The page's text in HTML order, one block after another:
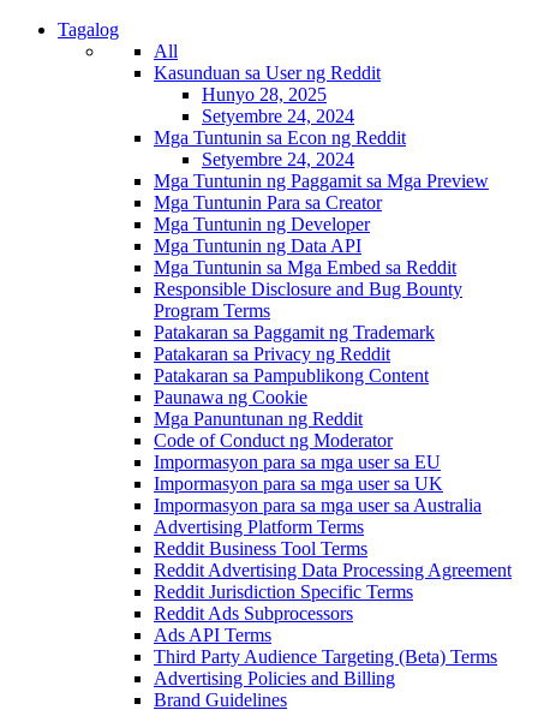
Tagalog
All
Kasunduan sa User ng Reddit
Hunyo 28, 2025
Setyembre 24, 2024
Mga Tuntunin sa Econ ng Reddit
Setyembre 24, 2024
Mga Tuntunin ng Paggamit sa Mga Preview
Mga Tuntunin Para sa Creator
Mga Tuntunin ng Developer
Mga Tuntunin ng Data API
Mga Tuntunin sa Mga Embed sa Reddit
Responsible Disclosure and Bug Bounty
Program Terms
Patakaran sa Paggamit ng Trademark
Patakaran sa Privacy ng Reddit
Patakaran sa Pampublikong Content
Paunawa ng Cookie
Mga Panuntunan ng Reddit
Code of Conduct ng Moderator
Impormasyon para sa mga user sa EU
Impormasyon para sa mga user sa UK
Impormasyon para sa mga user sa Australia
Advertising Platform Terms
Reddit Business Tool Terms
Reddit Advertising Data Processing Agreement
Reddit Jurisdiction Specific Terms
Reddit Ads Subprocessors
Ads API Terms
Third Party Audience Targeting (Beta) Terms
Advertising Policies and Billing
Brand Guidelines